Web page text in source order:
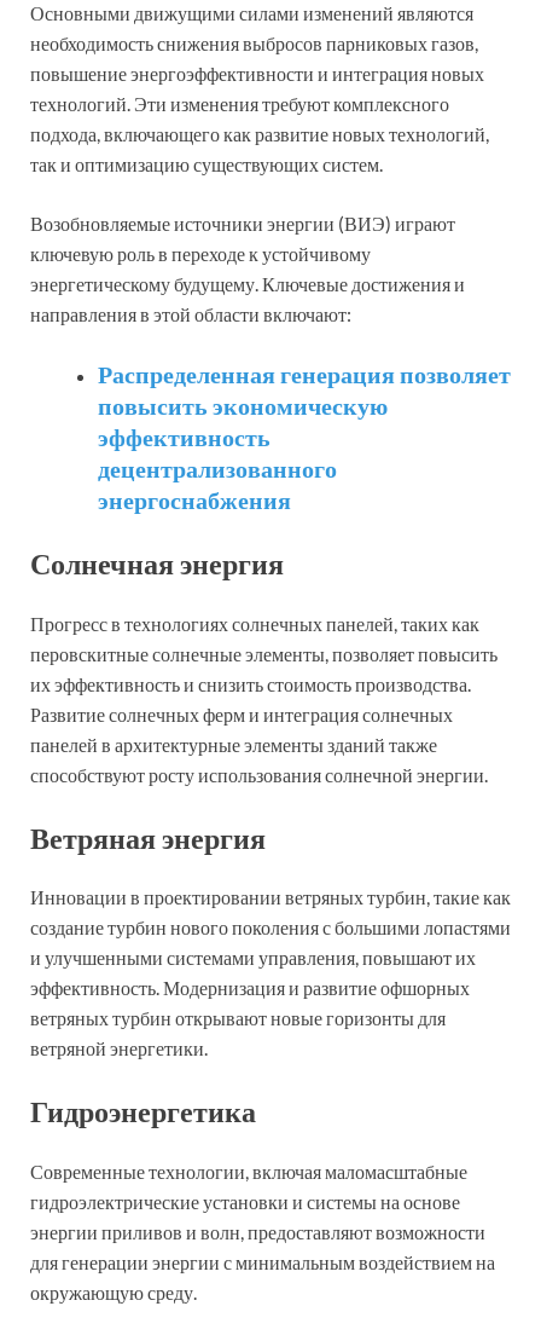
Основными движущими силами изменений являются
необходимость снижения выбросов парниковых газов,
повышение энергоэффективности и интеграция новых
технологий. Эти изменения требуют комплексного
подхода, включающего как развитие новых технологий,
так и оптимизацию существующих систем.
Возобновляемые источники энергии (ВИЭ) играют
ключевую роль в переходе к устойчивому
энергетическому будущему. Ключевые достижения и
направления в этой области включают:
Распределенная генерация позволяет
повысить экономическую
эффективность
децентрализованного
энергоснабжения
Солнечная энергия
Прогресс в технологиях солнечных панелей, таких как
перовскитные солнечные элементы, позволяет повысить
их эффективность и снизить стоимость производства.
Развитие солнечных ферм и интеграция солнечных
панелей в архитектурные элементы зданий также
способствуют росту использования солнечной энергии.
Ветряная энергия
Инновации в проектировании ветряных турбин, такие как
создание турбин нового поколения с большими лопастями
и улучшенными системами управления, повышают их
эффективность. Модернизация и развитие офшорных
ветряных турбин открывают новые горизонты для
ветряной энергетики.
Гидроэнергетика
Современные технологии, включая маломасштабные
гидроэлектрические установки и системы на основе
энергии приливов и волн, предоставляют возможности
для генерации энергии с минимальным воздействием на
окружающую среду.